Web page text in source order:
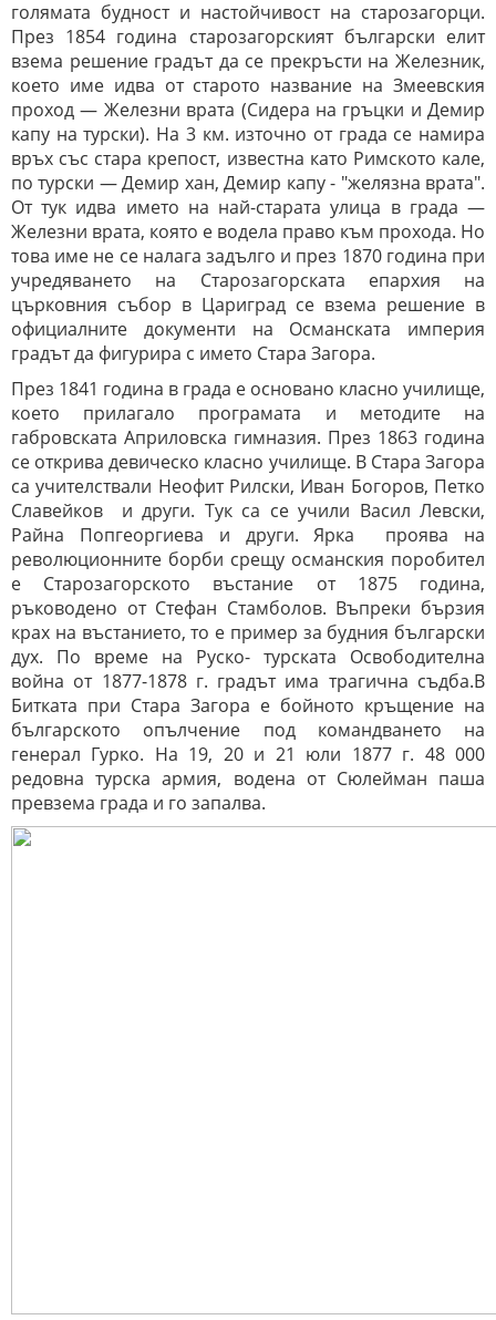
голямата будност и настойчивост на старозагорци.
През 1854 година старозагорският български елит
взема решение градът да се прекръсти на Железник,
което име идва от старото название на Змеевския
проход — Железни врата (Сидера на гръцки и Демир
капу на турски). На 3 км. източно от града се намира
връх със стара крепост, известна като Римското кале,
по турски — Демир хан, Демир капу - "желязна врата".
От тук идва името на най-старата улица в града —
Железни врата, която е водела право към прохода. Но
това име не се налага задълго и през 1870 година при
учредяването на Старозагорската епархия на
църковния събор в Цариград се взема решение в
официалните документи на Османската империя
градът да фигурира с името Стара Загора.
През 1841 година в града е основано класно училище,
което прилагало програмата и методите на
габровската Априловска гимназия. През 1863 година
се открива девическо класно училище. В Стара Загора
са учителствали Неофит Рилски, Иван Богоров, Петко
Славейков и други. Тук са се учили Васил Левски,
Райна Попгеоргиева и други. Ярка проява на
революционните борби срещу османския поробител
е Старозагорското въстание от 1875 година,
ръководено от Стефан Стамболов. Въпреки бързия
крах на въстанието, то е пример за будния български
дух. По време на Руско- турската Освободителна
война от 1877-1878 г. градът има трагична съдба.В
Битката при Стара Загора е бойното кръщение на
българското опълчение под командването на
генерал Гурко. На 19, 20 и 21 юли 1877 г. 48 000
редовна турска армия, водена от Сюлейман паша
превзема града и го запалва.